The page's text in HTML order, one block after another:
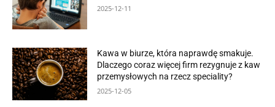
2025-12-11
Kawa w biurze, która naprawdę smakuje.
Dlaczego coraz więcej firm rezygnuje z kaw
przemysłowych na rzecz speciality?
2025-12-05